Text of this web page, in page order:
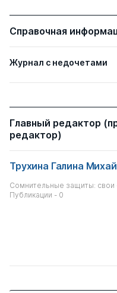
Справочная
Журнал с недочетами
Главный редактор
редактор)
Трухина Галина
Сомнительные защиты: свои
Публикации - 0